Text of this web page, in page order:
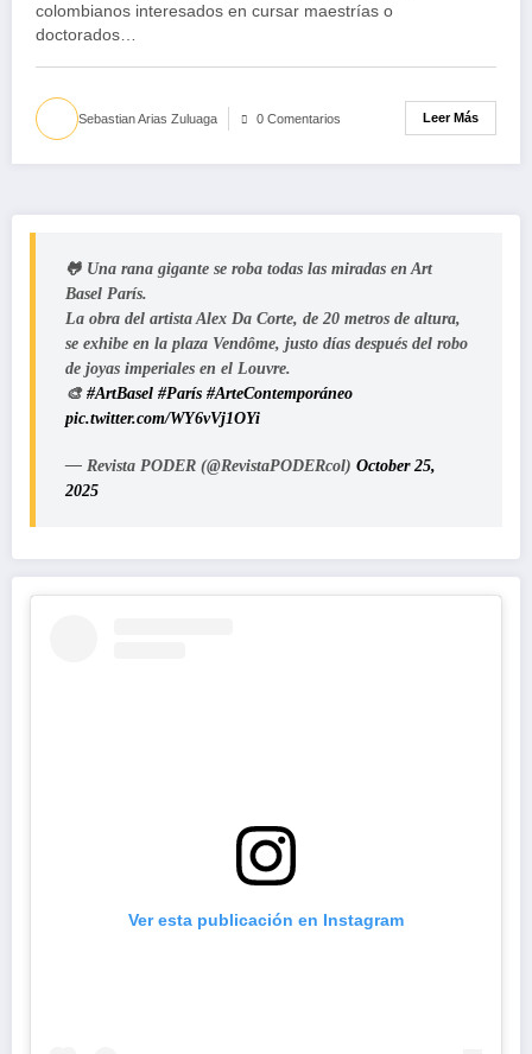
colombianos interesados en cursar maestrías o
doctorados…
Sebastian Arias Zuluaga 0 Comentarios Leer Más
🐸 Una rana gigante se roba todas las miradas en Art
Basel París.
La obra del artista Alex Da Corte, de 20 metros de altura,
se exhibe en la plaza Vendôme, justo días después del robo
de joyas imperiales en el Louvre.
🎨 #ArtBasel #París #ArteContemporáneo
pic.twitter.com/WY6vVj1OYi
— Revista PODER (@RevistaPODERcol) October 25,
2025
Ver esta publicación en Instagram